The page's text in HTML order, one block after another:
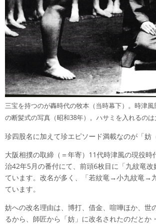
三宝を持つのが轟時代の牧本（当時幕下）。時津
の断髪式の写真（昭和38年）。ハサミを入れるのは
珍四股名に加えて珍エピソード満載なのが「妨
大阪相撲の取締（＝年寄）11代時津風の現役時
治42年5月の番付にて、前頭6枚目に「九紋竜改
ています。改名が多く、「若紋竜→小九紋竜→
ています。
妨への改名理由は、博打、借金、喧嘩ほか、世
るから、師匠から「妨」に改名されたのだとか